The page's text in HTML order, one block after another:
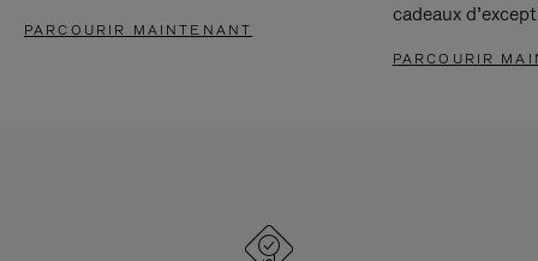
PARCOURIR MAINTENANT
cadeaux
PARCOURIR